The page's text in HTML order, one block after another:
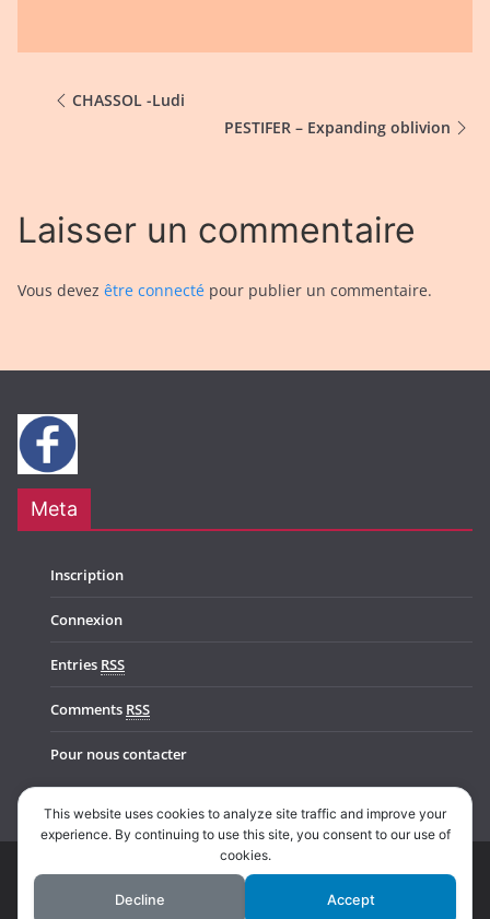
CHASSOL -Ludi
PESTIFER – Expanding oblivion
Laisser un commentaire
Vous devez être connecté pour publier un commentaire.
Meta
Inscription
Connexion
Entries RSS
Comments RSS
Pour nous contacter
Copyright © 2026Music In Belgium. All rights reserved.
ColorMag Pro by ThemeGrill. Powered by
This website uses cookies to analyze site traffic and improve your
experience. By continuing to use this site, you consent to our use of
cookies.
Decline Accept